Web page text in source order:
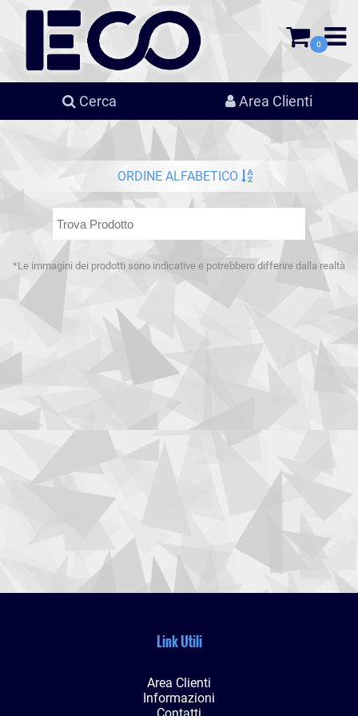
0
Cerca Area Clienti
ORDINE ALFABETICO
*Le immagini dei prodotti sono indicative e potrebbero differire dalla realtà
Link Utili
Area Clienti
Informazioni
Contatti